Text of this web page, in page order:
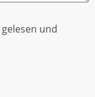
gelesen und